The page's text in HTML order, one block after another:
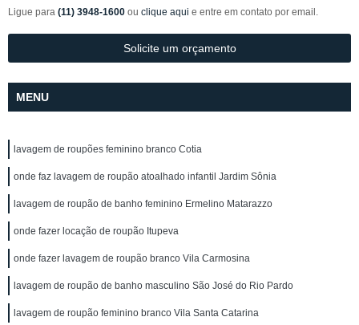
Ligue para (11) 3948-1600 ou clique aqui e entre em contato por email.
Solicite um orçamento
MENU
lavagem de roupões feminino branco Cotia
onde faz lavagem de roupão atoalhado infantil Jardim Sônia
lavagem de roupão de banho feminino Ermelino Matarazzo
onde fazer locação de roupão Itupeva
onde fazer lavagem de roupão branco Vila Carmosina
lavagem de roupão de banho masculino São José do Rio Pardo
lavagem de roupão feminino branco Vila Santa Catarina